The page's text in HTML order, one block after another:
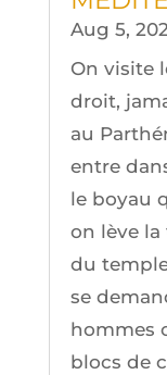
Aug 5,
On visite
droit,
au
entre
le boyau
on lève la
du
se
hommes
blocs de